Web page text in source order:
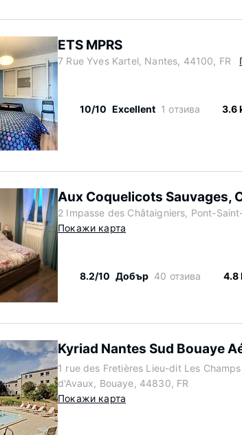
ETS MPRS
7 Rue Yves Kartel, Nantes, 44100, FR
10/10 Excellent 1 отзива 3.6
Aux Coquelicots Sauvages,
2 Impasse des Châtaigniers, Pont-
Покажи карта
8.2/10 Добър 40 отзива 4.8
Kyriad Nantes Sud Bouaye
1 rue des Fretières Lieu-dit Les Champs
d'Avaux, Bouaye, 44830, FR
Покажи карта